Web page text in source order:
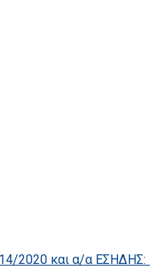
2020 και α/α ΕΣΗΔΗΣ: